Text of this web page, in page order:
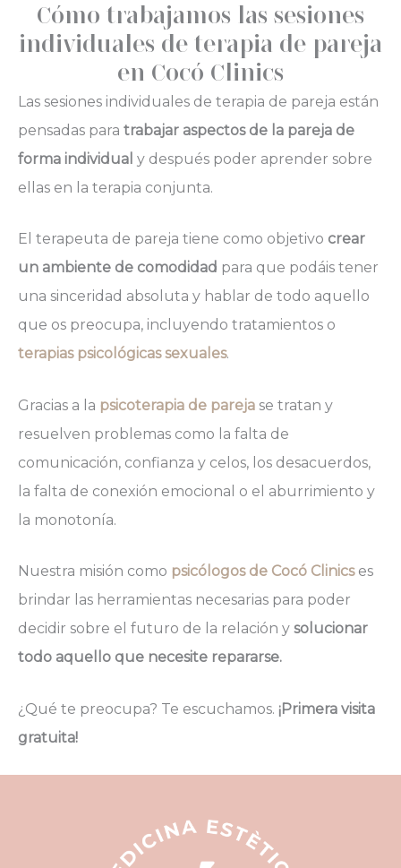
Cómo trabajamos las sesiones
individuales de terapia de pareja
en Cocó Clinics
Las sesiones individuales de terapia de pareja están
pensadas para trabajar aspectos de la pareja de
forma individual y después poder aprender sobre
ellas en la terapia conjunta.
El terapeuta de pareja tiene como objetivo crear
un ambiente de comodidad para que podáis tener
una sinceridad absoluta y hablar de todo aquello
que os preocupa, incluyendo tratamientos o
terapias psicológicas sexuales.
Gracias a la psicoterapia de pareja se tratan y
resuelven problemas como la falta de
comunicación, confianza y celos, los desacuerdos,
la falta de conexión emocional o el aburrimiento y
la monotonía.
Nuestra misión como psicólogos de Cocó Clinicses
brindar las herramientas necesarias para poder
decidir sobre el futuro de la relación y solucionar
todo aquello que necesite repararse.
¿Qué te preocupa? Te escuchamos. ¡Primera visita
gratuita!